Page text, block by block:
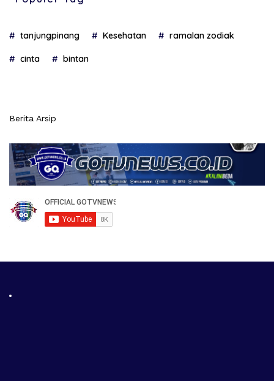
tanjungpinang Kesehatan ramalan zodiak
cinta bintan
Berita Arsip